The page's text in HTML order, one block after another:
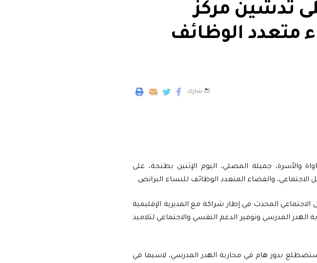
تدشين مركز
متعدد الوظائف
شارك
والأسرة، جميلة المصلي، اليوم الإثنين بطنجة، على
الاجتماعي، والفضاء المتعدد الوظائف للنساء البرانص.
المحدث في إطار شراكة مع المديرية الإقليمية
المدرسي وتوفير الدعم النفسي والاجتماعي لتلاميذ
بدور هام في محاربة الهدر المدرسي، لاسيما في